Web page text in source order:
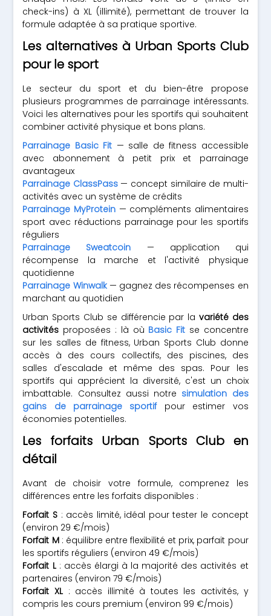
check-ins) à XL (illimité), permettant de trouver la
formule adaptée à sa pratique sportive.
Les alternatives à Urban Sports Club
pour le sport
Le secteur du sport et du bien-être propose
plusieurs programmes de parrainage intéressants.
Voici les alternatives pour les sportifs qui souhaitent
combiner activité physique et bons plans.
Parrainage Basic Fit — salle de fitness accessible
avec abonnement à petit prix et parrainage
avantageux
Parrainage ClassPass— concept similaire de multi-
activités avec un système de crédits
Parrainage MyProtein— compléments alimentaires
sport avec réductions parrainage pour les sportifs
réguliers
Parrainage Sweatcoin — application qui
récompense la marche et l'activité physique
quotidienne
Parrainage Winwalk— gagnez des récompenses en
marchant au quotidien
Urban Sports Club se différencie par la variété des
activités proposées : là où Basic Fit se concentre
sur les salles de fitness, Urban Sports Club donne
accès à des cours collectifs, des piscines, des
salles d'escalade et même des spas. Pour les
sportifs qui apprécient la diversité, c'est un choix
imbattable. Consultez aussi notre simulation des
gains de parrainage sportifpour estimer vos
économies potentielles.
Les forfaits Urban Sports Club en
détail
Avant de choisir votre formule, comprenez les
différences entre les forfaits disponibles :
Forfait S: accès limité, idéal pour tester le concept
(environ 29 €/mois)
Forfait M: équilibre entre flexibilité et prix, parfait pour
les sportifs réguliers (environ 49 €/mois)
Forfait L: accès élargi à la majorité des activités et
partenaires (environ 79 €/mois)
Forfait XL: accès illimité à toutes les activités, y
compris les cours premium (environ 99 €/mois)